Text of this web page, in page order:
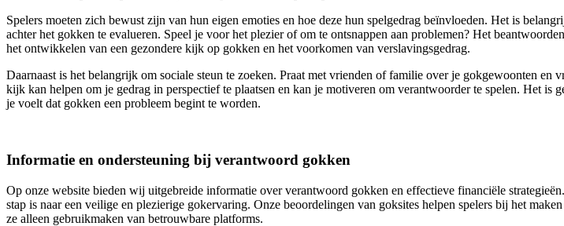
Spelers moeten zich bewust zijn van hun eigen emoties en hoe deze hun spelgedrag beïnvloeden. Het is
achter het gokken te evalueren. Speel je voor het plezier of om te ontsnappen aan problemen? Het
het ontwikkelen van een gezondere kijk op gokken en het voorkomen van verslavingsgedrag.
Daarnaast is het belangrijk om sociale steun te zoeken. Praat met vrienden of familie over je gokgewoonten en
kijk kan helpen om je gedrag in perspectief te plaatsen en kan je motiveren om verantwoorder te spelen. Het is
je voelt dat gokken een probleem begint te worden.
Informatie en ondersteuning bij verantwoord gokken
Op onze website bieden wij uitgebreide informatie over verantwoord gokken en effectieve financiële
stap is naar een veilige en plezierige gokervaring. Onze beoordelingen van goksites helpen spelers bij het
ze alleen gebruikmaken van betrouwbare platforms.